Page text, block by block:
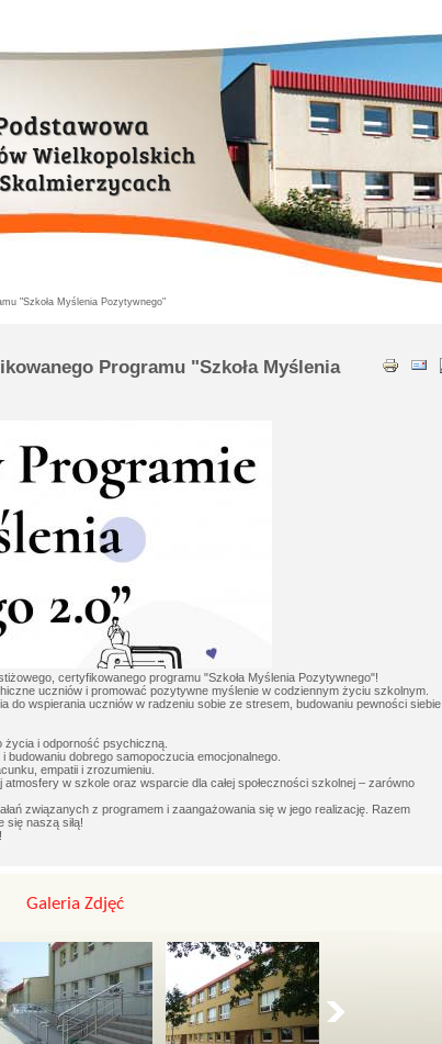
"Szkoła Myślenia Pozytywnego"
Programu "Szkoła Myślenia
certyfikowanego programu "Szkoła Myślenia Pozytywnego"!
uczniów i promować pozytywne myślenie w codziennym życiu szkolnym.
do wspierania uczniów w radzeniu sobie ze stresem, budowaniu pewności siebie
i odporność psychiczną.
dobrego samopoczucia emocjonalnego.
empatii i zrozumieniu.
w szkole oraz wsparcie dla całej społeczności szkolnej – zarówno
związanych z programem i zaangażowania się w jego realizację. Razem
naszą siłą!
Galeria Zdjęć